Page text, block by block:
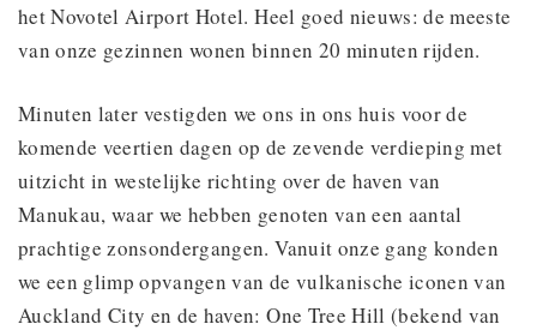
het Novotel Airport Hotel. Heel goed nieuws: de meeste
van onze gezinnen wonen binnen 20 minuten rijden.
Minuten later vestigden we ons in ons huis voor de
komende veertien dagen op de zevende verdieping met
uitzicht in westelijke richting over de haven van
Manukau, waar we hebben genoten van een aantal
prachtige zonsondergangen. Vanuit onze gang konden
we een glimp opvangen van de vulkanische iconen van
Auckland City en de haven: One Tree Hill (bekend van